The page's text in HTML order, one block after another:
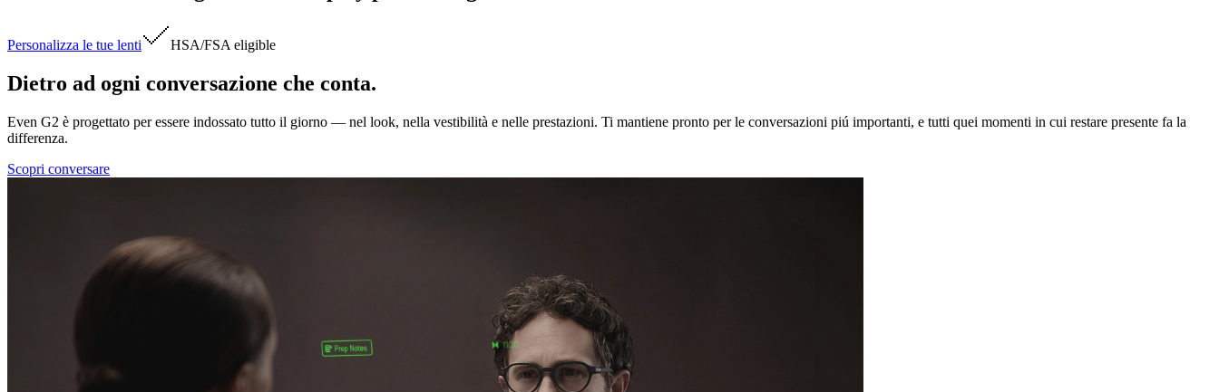
Personalizza le tue lenti HSA/FSA eligible
Dietro ad ogni conversazione che conta.
Even G2 è progettato per essere indossato tutto il giorno — nel look, nella vestibilità e nelle prestazioni. Ti mantiene pronto per le conversazioni piú importanti, e tutti quei momenti in cui restare presente fa la
differenza.
Scopri conversare